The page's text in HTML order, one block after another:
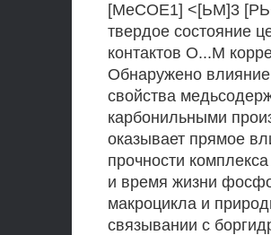
[МеСОЕ1] <[ЬМ]3
твердое состояние
контактов О...М
Обнаружено
свойства
карбонильными
оказывает прямое
прочности
и время жизни
макроцикла и
связывании с